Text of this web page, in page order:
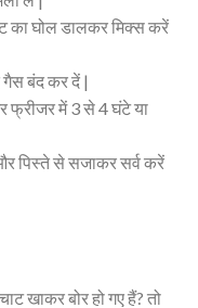
का घोल डालकर मिक्स करें
गैस बंद कर दें |
फ्रीजर में 3 से 4 घंटे या
पिस्ते से सजाकर सर्व करें
खाकर बोर हो गए हैं? तो